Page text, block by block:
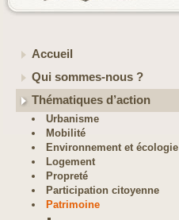
Accueil
Qui sommes-nous ?
Thématiques d’action
Urbanisme
Mobilité
Environnement et écologie
Logement
Propreté
Participation citoyenne
Patrimoine